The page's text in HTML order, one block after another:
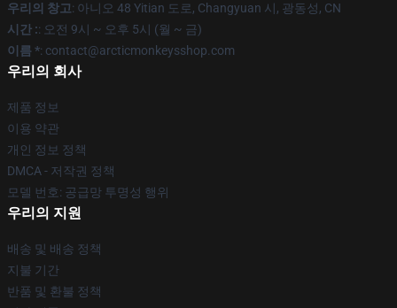
우리의 창고: 아니오 48 Yitian 도로, Changyuan 시, 광동성, CN
시간 :: 오전 9시 ~ 오후 5시 (월 ~ 금)
이름 *: contact@arcticmonkeysshop.com
우리의 회사
제품 정보
이용 약관
개인 정보 정책
DMCA - 저작권 정책
모델 번호: 공급망 투명성 행위
우리의 지원
배송 및 배송 정책
지불 기간
반품 및 환불 정책